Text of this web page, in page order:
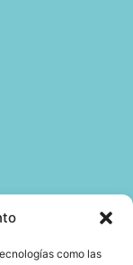
como las